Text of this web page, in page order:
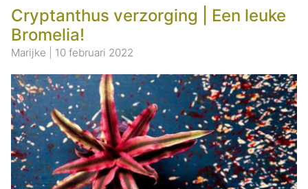
Cryptanthus verzorging | Een leuke
Bromelia!
Marijke 10 februari 2022